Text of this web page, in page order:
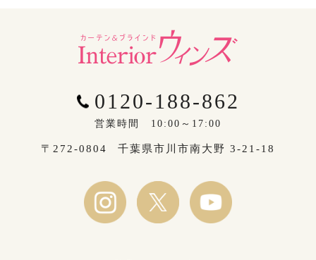
0120-188-862
営業時間 10:00～17:00
〒272-0804 千葉県市川市南大野 3-21-18